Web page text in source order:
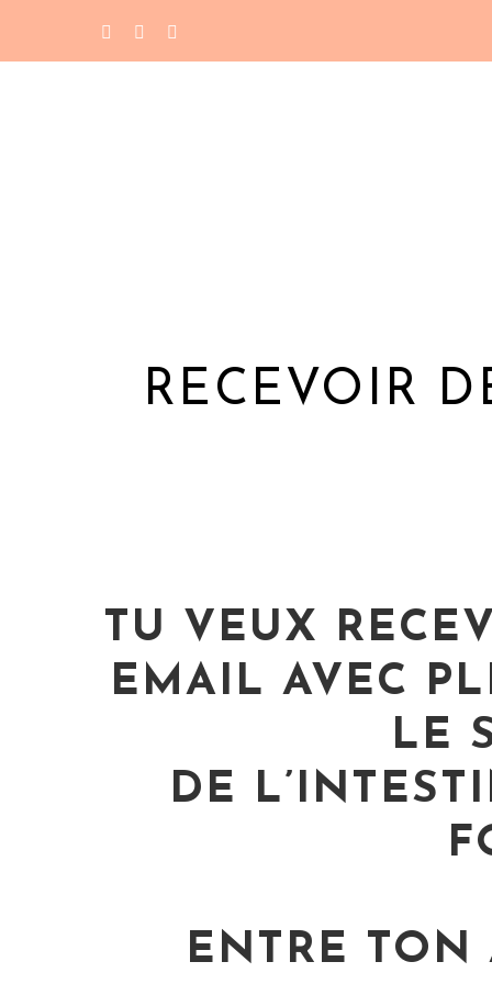
RECEVOIR
TU VEUX
EMAIL AVEC
LE
DE
ENTRE TON